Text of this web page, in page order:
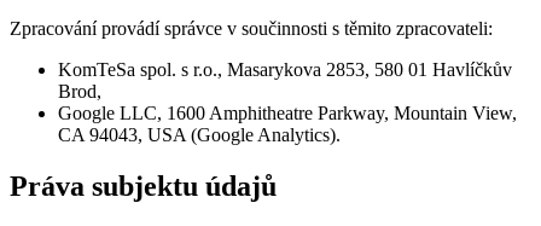
Zpracování provádí správce v součinnosti s těmito zpracovateli:
KomTeSa spol. s r.o., Masarykova 2853, 580 01 Havlíčkův
Brod,
Google LLC, 1600 Amphitheatre Parkway, Mountain View,
CA 94043, USA (Google Analytics).
Práva subjektu údajů